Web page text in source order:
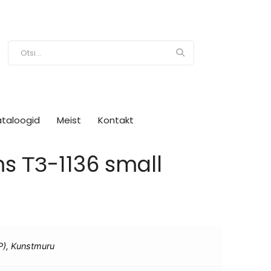
Meist Kontakt
ТЗ-1136 small
Kunstmuru